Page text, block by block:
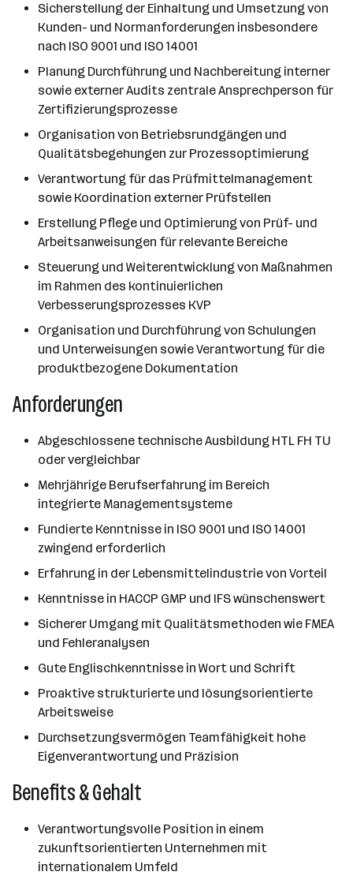
Sicherstellung der Einhaltung und Umsetzung von
Kunden- und Normanforderungen insbesondere
nach ISO 9001 und ISO 14001
Planung Durchführung und Nachbereitung interner
sowie externer Audits zentrale Ansprechperson für
Zertifizierungsprozesse
Organisation von Betriebsrundgängen und
Qualitätsbegehungen zur Prozessoptimierung
Verantwortung für das Prüfmittelmanagement
sowie Koordination externer Prüfstellen
Erstellung Pflege und Optimierung von Prüf- und
Arbeitsanweisungen für relevante Bereiche
Steuerung und Weiterentwicklung von Maßnahmen
im Rahmen des kontinuierlichen
Verbesserungsprozesses KVP
Organisation und Durchführung von Schulungen
und Unterweisungen sowie Verantwortung für die
produktbezogene Dokumentation
Anforderungen
Abgeschlossene technische Ausbildung HTL FH TU
oder vergleichbar
Mehrjährige Berufserfahrung im Bereich
integrierte Managementsysteme
Fundierte Kenntnisse in ISO 9001 und ISO 14001
zwingend erforderlich
Erfahrung in der Lebensmittelindustrie von Vorteil
Kenntnisse in HACCP GMP und IFS wünschenswert
Sicherer Umgang mit Qualitätsmethoden wie FMEA
und Fehleranalysen
Gute Englischkenntnisse in Wort und Schrift
Proaktive strukturierte und lösungsorientierte
Arbeitsweise
Durchsetzungsvermögen Teamfähigkeit hohe
Eigenverantwortung und Präzision
Benefits & Gehalt
Verantwortungsvolle Position in einem
zukunftsorientierten Unternehmen mit
internationalem Umfeld